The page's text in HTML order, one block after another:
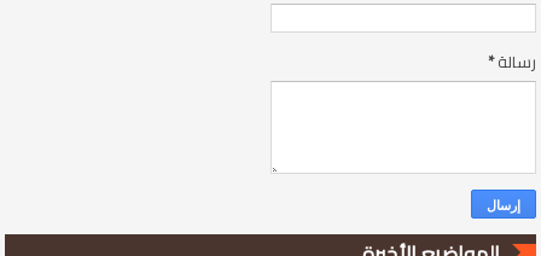
رسالة*